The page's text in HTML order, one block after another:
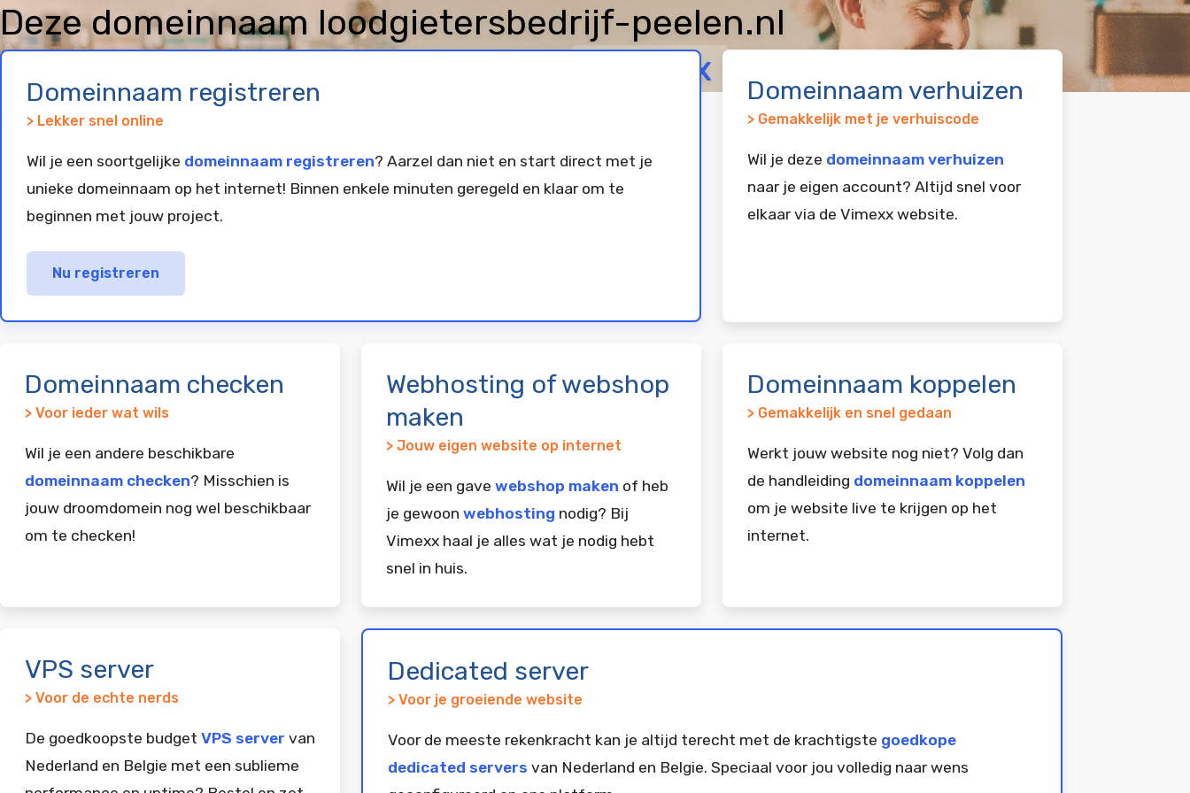
Deze domeinnaam loodgietersbedrijf-peelen.nl
is geregistreerd en geparkeerd bij
Vimexx
Domeinnaam registreren
> Lekker snel online
Wil je een soortgelijke domeinnaam registreren? Aarzel dan niet en start direct met je
unieke domeinnaam op het internet! Binnen enkele minuten geregeld en klaar om te
beginnen met jouw project.
Nu registreren
Domeinnaam verhuizen
> Gemakkelijk met je verhuiscode
Wil je deze domeinnaam verhuizen
naar je eigen account? Altijd snel voor
elkaar via de Vimexx website.
Domeinnaam checken
> Voor ieder wat wils
Wil je een andere beschikbare
domeinnaam checken? Misschien is
jouw droomdomein nog wel beschikbaar
om te checken!
Webhosting of webshop
maken
> Jouw eigen website op internet
Wil je een gave webshop maken of heb
je gewoon webhosting nodig? Bij
Vimexx haal je alles wat je nodig hebt
snel in huis.
Domeinnaam koppelen
> Gemakkelijk en snel gedaan
Werkt jouw website nog niet? Volg dan
de handleiding domeinnaam koppelen
om je website live te krijgen op het
internet.
VPS server
> Voor de echte nerds
De goedkoopste budget VPS server van
Nederland en Belgie met een sublieme
Dedicated server
> Voor je groeiende website
Voor de meeste rekenkracht kan je altijd terecht met de krachtigste goedkope
dedicated servers van Nederland en Belgie. Speciaal voor jou volledig naar wens